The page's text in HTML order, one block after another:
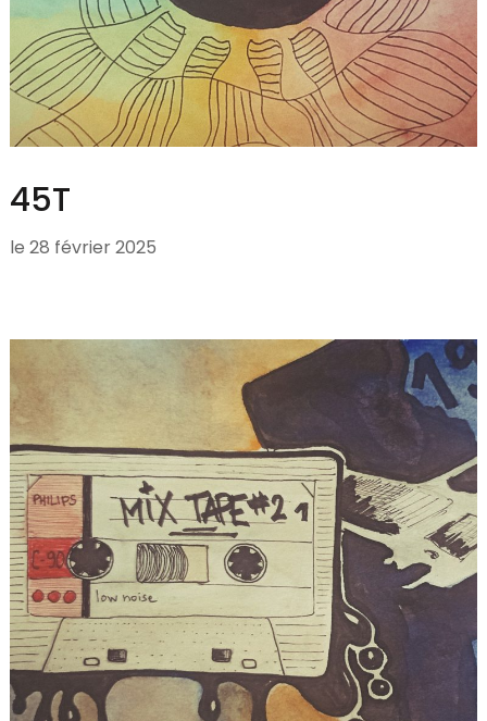
45T
le 28 février 2025